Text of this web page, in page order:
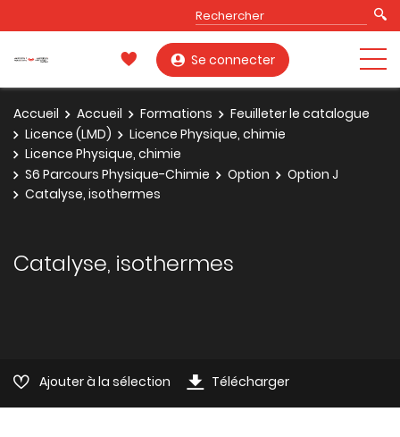
Se connecter
Accueil Accueil Formations
Feuilleter le catalogue
Licence (LMD)
Licence Physique, chimie
Licence Physique, chimie
S6 Parcours Physique-Chimie
Option
Option J
Catalyse, isothermes
Catalyse, isothermes
Ajouter à la sélection Télécharger